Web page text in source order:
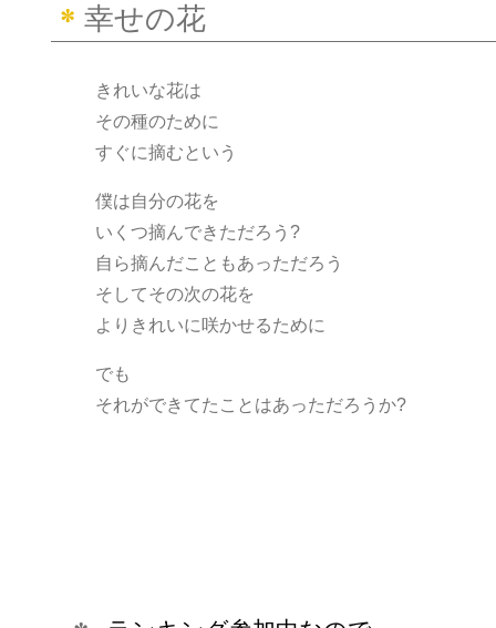
幸せの花
きれいな花は
その種のために
すぐに摘むという
僕は自分の花を
いくつ摘んできただろう?
自ら摘んだこともあっただろう
そしてその次の花を
よりきれいに咲かせるために
でも
それができてたことはあっただろうか?